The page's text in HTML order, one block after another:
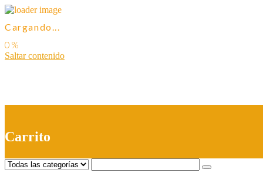
Cargando...
Saltar contenido
Carrito